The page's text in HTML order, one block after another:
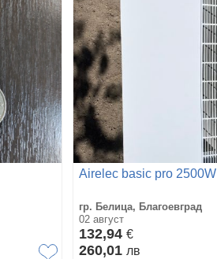
Airelec basic pro 2500W
гр. Белица, Благоевград
02 август
132,94 €
260,01 лв